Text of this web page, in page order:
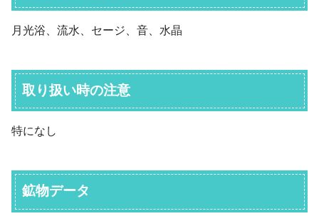
月光浴、流水、セージ、音、水晶
取り扱い時の注意
特になし
鉱物データ